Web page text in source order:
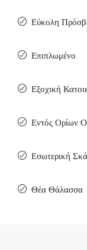
Εύκολη
Επιπλωμένο
Εξοχική
Εντός Ορίων
Εσωτερική
Θέα Θάλασσα